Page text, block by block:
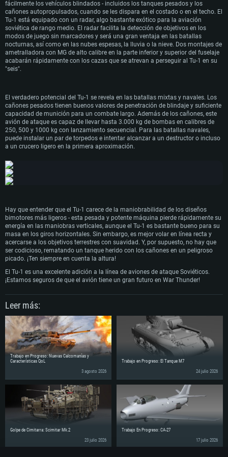
Recomendado
SO: Windows 10/11 (64 bits)
Procesador: Intel Core i5 o Ryzen 5 3600 y superior
Memoria: 16 GB y superior
Tarjeta de Video: Tarjeta de vídeo de nivel DirectX 11 o superior y controladores:
Nvidia GeForce 1060 y superior, Radeon RX 570 y superior
Red: Conexión a Internet de banda ancha
Disco Duro: 75.9 GB (Cliente Completo)
Recomendado
SO: Mac OS Big Sur 11.0 o posterior
Procesador: Core i7 (Intel Xeon no es compatible)
Memoria: 8 GB
Tarjeta de Vídeo: Radeon Vega II o superior compatible con Metal.
Red: Conexión a Internet de banda ancha
Disco Duro: 62.2 GB (Cliente Completo)
Disco Duro: 22.1 GB (Cliente Mínimo)
Recomendado
SO: Ubuntu 20.04 64 bits
Procesador: Intel Core i7
Memoria: 16 GB
Tarjeta de Vídeo: NVIDIA 1060 con los últimos controladores propietarios (no más
de 6 meses) / AMD similar (Radeon RX 570) con los últimos controladores
propietarios (no más de 6 meses) con soporte Vulkan.
originales - se instalaron dos cañones NS-45 de 45 mm en la parte delantera de
la bahía de bombas, apoyados por 2 cañones de 23 mm en las alas. El
armamento defensivo del avión estaba representado por dos ametralladoras
UBT de 12,7 mm. Después de los experimentos con la planta de energía, la
elección recayó en los motores M-43V con una hélice de cuatro palas. El
prototipo terminado no realizó su vuelo inaugural hasta la primavera de 1947.
A pesar de los buenos resultados de las pruebas, el proyecto del caza pesado
Tupolev no continuó. Se acercaba la era de los aviones a reacción.
fácilmente los vehículos blindados - incluidos los tanques pesados y los
cañones autopropulsados, cuando se les dispara en el costado o en el techo. El
Tu-1 está equipado con un radar, algo bastante exótico para la aviación
soviética de rango medio. El radar facilita la detección de objetivos en los
modos de juego sin marcadores y será una gran ventaja en las batallas
nocturnas, así como en las nubes espesas, la lluvia o la nieve. Dos montajes de
ametralladora con MG de alto calibre en la parte inferior y superior del fuselaje
acabarán rápidamente con los cazas que se atrevan a perseguir al Tu-1 en su
"seis".
El verdadero potencial del Tu-1 se revela en las batallas mixtas y navales. Los
cañones pesados tienen buenos valores de penetración de blindaje y suficiente
capacidad de munición para un combate largo. Además de los cañones, este
avión de ataque es capaz de llevar hasta 3.000 kg de bombas en calibres de
250, 500 y 1000 kg con lanzamiento secuencial. Para las batallas navales,
puede instalar un par de torpedos e intentar alcanzar a un destructor o incluso
a un crucero ligero en la primera aproximación.
Hay que entender que el Tu-1 carece de la maniobrabilidad de los diseños
bimotores más ligeros - esta pesada y potente máquina pierde rápidamente su
energía en las maniobras verticales, aunque el Tu-1 es bastante bueno para su
masa en los giros horizontales. Sin embargo, es mejor volar en línea recta y
acercarse a los objetivos terrestres con suavidad. Y, por supuesto, no hay que
ser codicioso, rematando un tanque herido con los cañones en un peligroso
picado. ¡Ten siempre en cuenta la altura!
El Tu-1 es una excelente adición a la línea de aviones de ataque Soviéticos.
¡Estamos seguros de que el avión tiene un gran futuro en War Thunder!
Leer más:
Trabajo en Progreso: Nuevas Calcomanías y
Características QoL
3 agosto 2026
Trabajo en Progreso: El Tanque M7
24 julio 2026
Golpe de Cimitarra: Scimitar Mk.2
23 julio 2026
Trabajo En Progreso: CA-27
17 julio 2026